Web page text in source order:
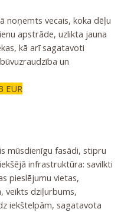
noņemts vecais, koka dēļu
apstrāde, uzlikta jauna
kā arī sagatavoti
un
EUR
mūsdienīgu fasādi, stipru
infrastruktūra: savilkti
pieslējumu vietas,
veikts dziļurbums,
iekštelpām, sagatavota